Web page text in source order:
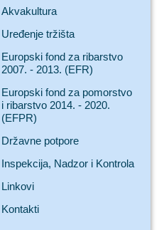
Akvakultura
Uređenje tržišta
Europski fond za ribarstvo
2007. - 2013. (EFR)
Europski fond za pomorstvo
i ribarstvo 2014. - 2020.
(EFPR)
Državne potpore
Inspekcija, Nadzor i Kontrola
Linkovi
Kontakti